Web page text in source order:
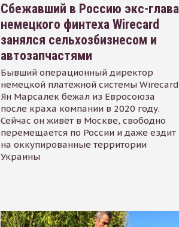
Сбежавший в Россию экс-глава
немецкого финтеха Wirecard
занялся сельхозбизнесом и
автозапчастями
Бывший операционный директор
немецкой платёжной системы Wirecard
Ян Марсалек бежал из Евросоюза
после краха компании в 2020 году.
Сейчас он живёт в Москве, свободно
перемещается по России и даже ездит
на оккупированные территории
Украины